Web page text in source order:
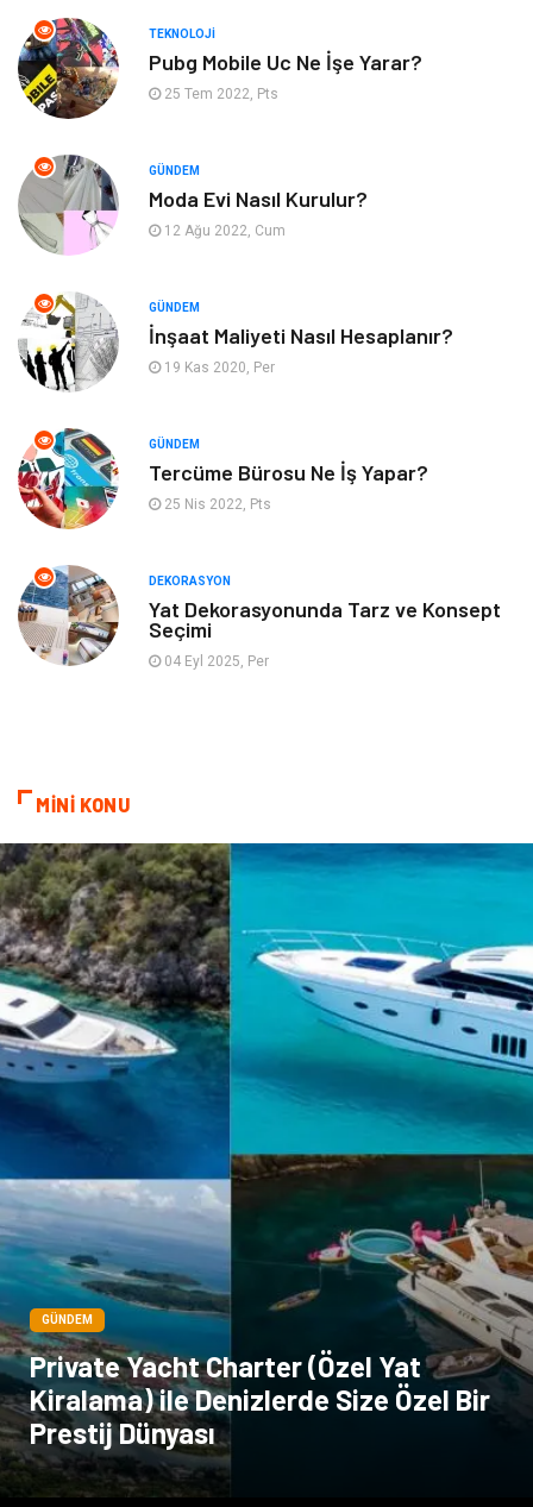
Bilgisayar ve Yazılım
Alışveriş
Güzellik & Bakım Tatil
Aksesuar Eğitim Kurumları
Hizmet
Mobilya
İnternet
Nakliyat
Hediyelik Eşya
Basın Yayın
Telekomünikasyon Markalar
Ambalaj İthalat İhracat
Dernekler ve Birlikler
TEKNOLOJI
Pubg Mobile Uc Ne İşe Yarar?
25 Tem 2022, Pts
GÜNDEM
Moda Evi Nasıl Kurulur?
12 Ağu 2022, Cum
GÜNDEM
İnşaat Maliyeti Nasıl Hesaplanır?
19 Kas 2020, Per
GÜNDEM
Tercüme Bürosu Ne İş Yapar?
25 Nis 2022, Pts
DEKORASYON
Yat Dekorasyonunda Tarz ve Konsept
Seçimi
04 Eyl 2025, Per
MİNİ KONU
GÜNDEM
Private Yacht Charter (Özel Yat
Kiralama) ile Denizlerde Size Özel Bir
Prestij Dünyası